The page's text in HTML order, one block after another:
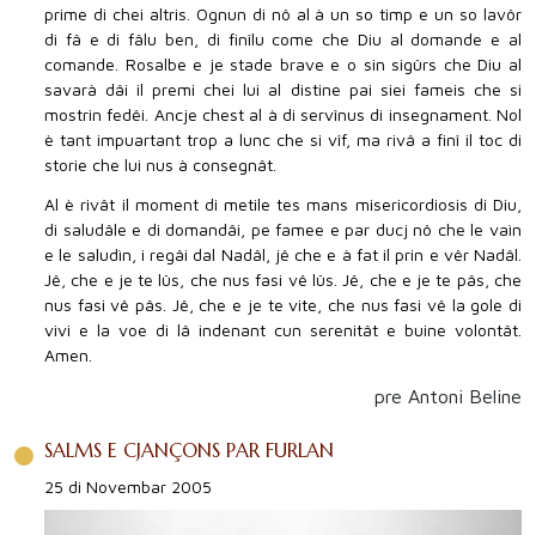
prime di chei altris. Ognun di nô al à un so timp e un so lavôr
di fâ e di fâlu ben, di finîlu come che Diu al domande e al
comande. Rosalbe e je stade brave e o sin sigûrs che Diu al
savarà dâi il premi chei lui al distine pai siei fameis che si
mostrin fedêi. Ancje chest al à di servînus di insegnament. Nol
è tant impuartant trop a lunc che si vîf, ma rivâ a finî il toc di
storie che lui nus à consegnât.
Al è rivât il moment di metile tes mans misericordiosis di Diu,
di saludâle e di domandâi, pe famee e par ducj nô che le vaìn
e le saludìn, i regâi dal Nadâl, jê che e à fat il prin e vêr Nadâl.
Jê, che e je te lûs, che nus fasi vê lûs. Jê, che e je te pâs, che
nus fasi vê pâs. Jê, che e je te vite, che nus fasi vê la gole di
vivi e la voe di lâ indenant cun serenitât e buine volontât.
Amen.
pre Antoni Beline
SALMS E CJANÇONS PAR FURLAN
25 di Novembar 2005